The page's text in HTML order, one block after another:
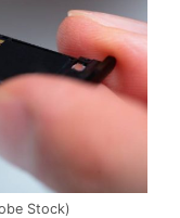
Stock)